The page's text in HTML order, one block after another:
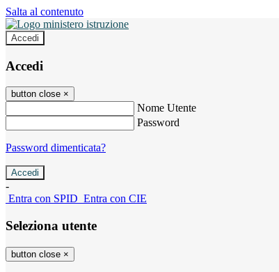
Salta al contenuto
Accedi
Accedi
button close ×
Nome Utente
Password
Password dimenticata?
-
Entra con SPID Entra con CIE
Seleziona utente
button close ×